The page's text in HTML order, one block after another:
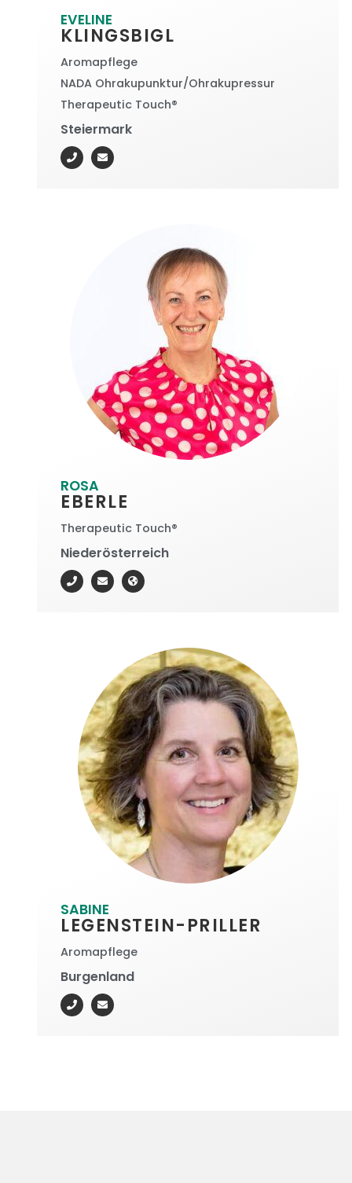
EVELINE
KLINGSBIGL
Aromapflege
NADA Ohrakupunktur/Ohrakupressur
Therapeutic Touch®
Steiermark
ROSA
EBERLE
Therapeutic Touch®
Niederösterreich
SABINE
LEGENSTEIN-PRILLER
Aromapflege
Burgenland